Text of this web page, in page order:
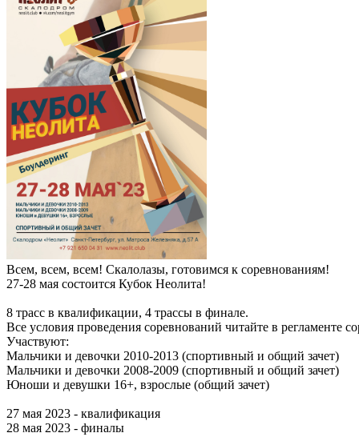
Всем, всем, всем! Скалолазы, готовимся к соревнованиям!
27-28 мая состоится Кубок Неолита!
8 трасс в квалификации, 4 трассы в финале.
Все условия проведения соревнований читайте в регламенте
Участвуют:
Мальчики и девочки 2010-2013 (спортивный и общий зачет)
Мальчики и девочки 2008-2009 (спортивный и общий зачет)
Юноши и девушки 16+, взрослые (общий зачет)
27 мая 2023 - квалификация
28 мая 2023 - финалы